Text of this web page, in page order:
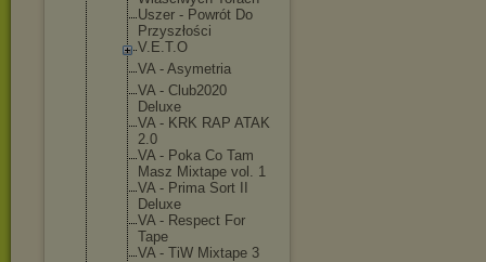
Uszer - Powrót Do
Przyszłości
V.E.T.O
VA - Asymetria
VA - Club2020
Deluxe
VA - KRK RAP ATAK
2.0
VA - Poka Co Tam
Masz Mixtape vol. 1
VA - Prima Sort II
Deluxe
VA - Respect For
Tape
VA - TiW Mixtape 3